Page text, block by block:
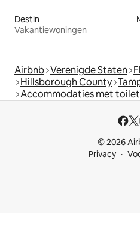
Destin
Vakantiewoningen
Airbnb Verenigde Staten
Hillsborough County
Accommodaties met
© 2026
Privacy